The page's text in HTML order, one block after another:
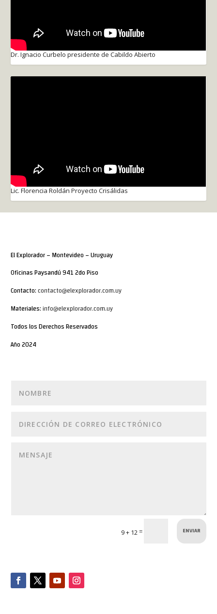
Dr. Ignacio Curbelo presidente de Cabildo Abierto
Lic. Florencia Roldán Proyecto Crisálidas
El Explorador – Montevideo – Uruguay
Oficinas Paysandú 941 2do Piso
Contacto:contacto@elexplorador.com.uy
Materiales:info@elexplorador.com.uy
Todos los Derechos Reservados
Año 2024
9 + 12 = ENVIAR